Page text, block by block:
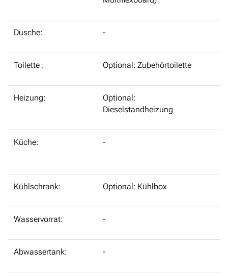
Dusche: -
Toilette : Optional: Zubehörtoilette
Heizung:
Optional:
Dieselstandheizung
Küche: -
Kühlschrank: Optional: Kühlbox
Wasservorrat: -
Abwassertank: -